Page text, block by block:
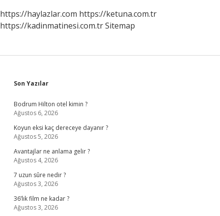
https://haylazlar.com https://ketuna.com.tr
https://kadinmatinesi.com.trSitemap
Sidebar
Son Yazılar
Bodrum Hilton otel kimin ?
Ağustos 6, 2026
Koyun eksi kaç dereceye dayanır ?
Ağustos 5, 2026
Avantajlar ne anlama gelir ?
Ağustos 4, 2026
7 uzun sûre nedir ?
Ağustos 3, 2026
36’lık film ne kadar ?
Ağustos 3, 2026